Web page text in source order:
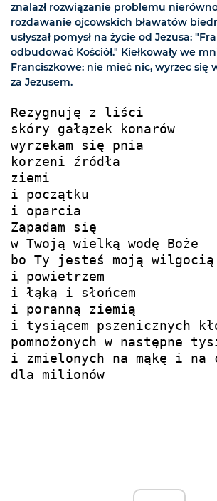
znalazł rozwiązanie problemu
rozdawanie ojcowskich bławatów
usłyszał pomysł na życie od Jezusa:
odbudować Kościół." Kiełkowały we
Franciszkowe: nie mieć nic, wyrzec się
za Jezusem.
Rezygnuję z liści
skóry gałązek konarów
wyrzekam się pnia
korzeni źródła
ziemi
i początku
i oparcia
Zapadam się
w Twoją wielką wodę Boże
bo Ty jesteś moją wilgocią
i powietrzem
i łąką i słońcem
i poranną ziemią
i tysiącem pszenicznych
pomnożonych w następne
i zmielonych na mąkę i na
dla milionów